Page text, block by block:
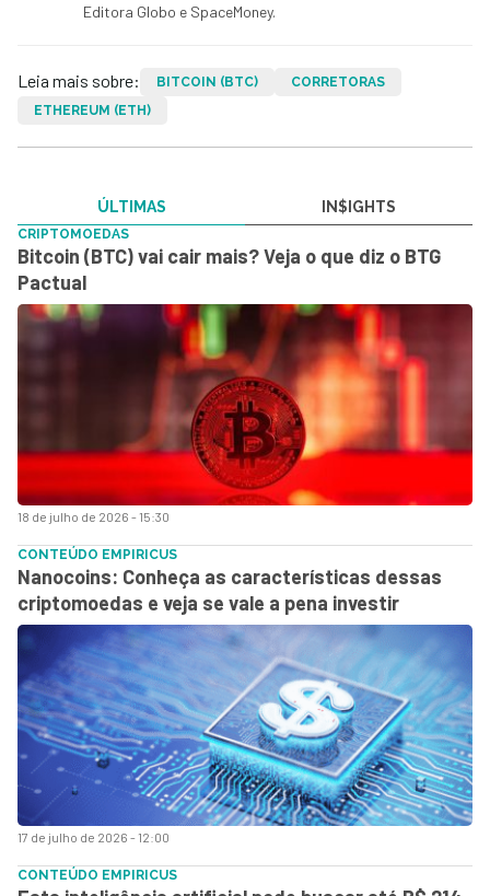
Editora Globo e SpaceMoney.
Leia mais sobre: BITCOIN (BTC)
CORRETORAS
ETHEREUM (ETH)
ÚLTIMAS IN$IGHTS
18 de julho de 2026 - 15:30
CRIPTOMOEDAS
Bitcoin (BTC) vai cair mais? Veja o que diz o BTG
Pactual
17 de julho de 2026 - 12:00
CONTEÚDO EMPIRICUS
Nanocoins: Conheça as características dessas
criptomoedas e veja se vale a pena investir
CONTEÚDO EMPIRICUS